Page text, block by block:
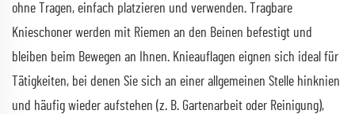
ohne Tragen, einfach platzieren und verwenden. Tragbare
Knieschoner werden mit Riemen an den Beinen befestigt und
bleiben beim Bewegen an Ihnen. Knieauflagen eignen sich ideal für
Tätigkeiten, bei denen Sie sich an einer allgemeinen Stelle hinknien
und häufig wieder aufstehen (z. B. Gartenarbeit oder Reinigung),